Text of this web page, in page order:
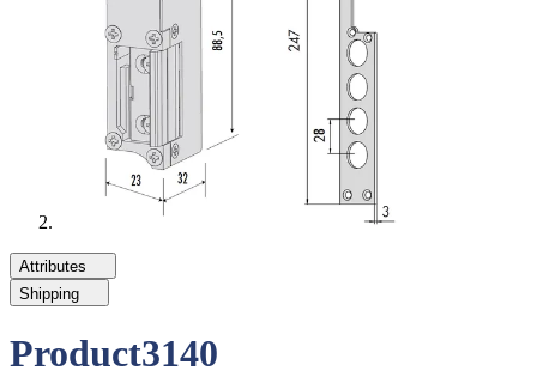
Attributes
Shipping
Product3140